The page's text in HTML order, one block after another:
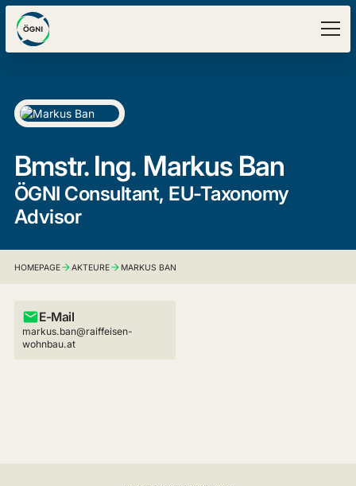
Bmstr. Ing. Markus Ban
ÖGNI Consultant, EU-Taxonomy
Advisor
HOMEPAGE AKTEURE MARKUS BAN
E-Mail
markus.ban@raiffeisen-
wohnbau.at